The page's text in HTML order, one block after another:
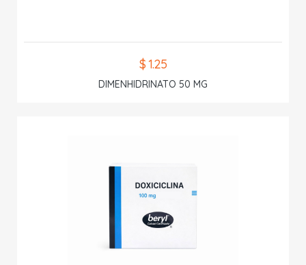
$ 1.25
DIMENHIDRINATO 50 MG